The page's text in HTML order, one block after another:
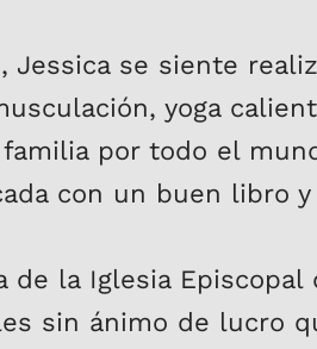
se siente
yoga
por todo el
con un buen libro
la Iglesia Episcopal
sin ánimo de lucro